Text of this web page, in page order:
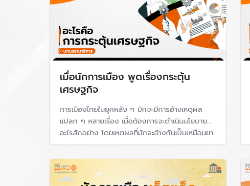
เมื่อนักการเมือง พูดเรื่องกระตุ้น
เศรษฐกิจ
การเมืองไทยในยุคหลัง ๆ มักจะมีการอ้างเหตุผล
แปลก ๆ หลายเรื่อง เมื่อต้องการจะดำเนินนโยบาย
อะไรสักอย่าง โดยเหตุผลที่มักจะอ้างกันเป็นเหมือนยา
สามัญประจำบ้าน คือ มาตรการ หรือนโยบายเพื่อ
กระตุ้นเศรษฐกิจของประเทศ แต่เมื่อออกนโยบายมา
แล้วก็แทบจะไม่มีการประเมินผลเลยว่ากระตุ้น
เศรษฐกิจตามเป้าหมายหรือไม่